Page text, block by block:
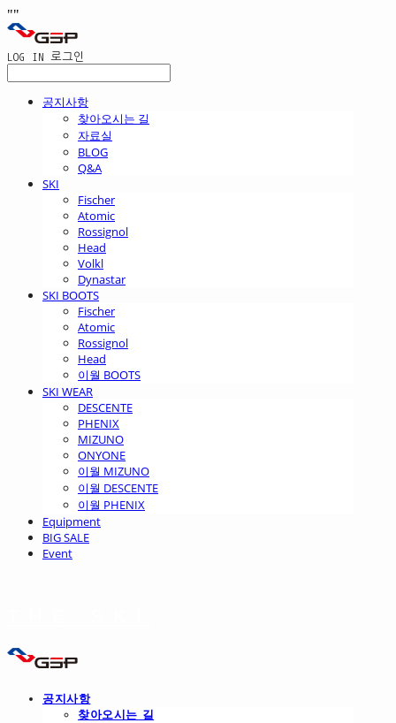
""
LOG IN 로그인
공지사항
찾아오시는 길
자료실
BLOG
Q&A
SKI
Fischer
Atomic
Rossignol
Head
Volkl
Dynastar
SKI BOOTS
Fischer
Atomic
Rossignol
Head
이월 BOOTS
SKI WEAR
DESCENTE
PHENIX
MIZUNO
ONYONE
이월 MIZUNO
이월 DESCENTE
이월 PHENIX
Equipment
BIG SALE
Event
공지사항
찾아오시는 길